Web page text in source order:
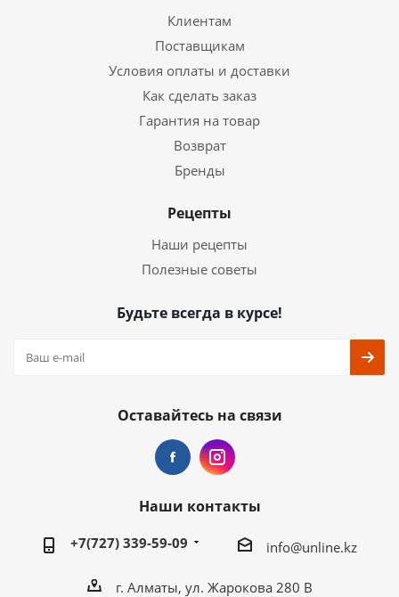
Клиентам
Поставщикам
Условия оплаты и доставки
Как сделать заказ
Гарантия на товар
Возврат
Бренды
Рецепты
Наши рецепты
Полезные советы
Будьте всегда в курсе!
Оставайтесь на связи
Наши контакты
+7(727) 339-59-09 info@unline.kz
г. Алматы, ул. Жарокова 280 В